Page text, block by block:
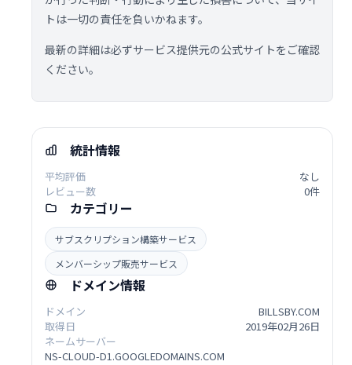
トは一切の責任を負いかねます。
最新の詳細は必ずサービス提供元の公式サイトをご確認
ください。
統計情報
平均評価
なし
レビュー数
0件
カテゴリー
サブスクリプション構築サービス
メンバーシップ販売サービス
ドメイン情報
ドメイン
BILLSBY.COM
取得日
2019年02月26日
ネームサーバー
NS-CLOUD-D1.GOOGLEDOMAINS.COM